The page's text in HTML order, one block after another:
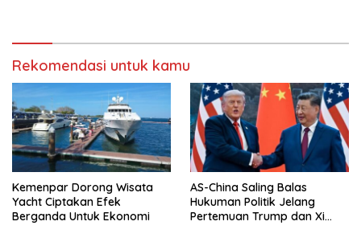
Rekomendasi untuk kamu
Kemenpar Dorong Wisata
Yacht Ciptakan Efek
Berganda Untuk Ekonomi
AS-China Saling Balas
Hukuman Politik Jelang
Pertemuan Trump dan Xi